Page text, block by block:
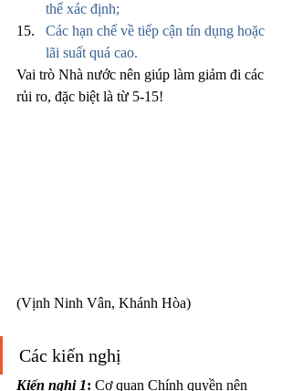
thể xác định;
Các hạn chế về tiếp cận tín dụng hoặc
lãi suất quá cao.
Vai trò Nhà nước nên giúp làm giảm đi các
rủi ro, đặc biệt là từ 5-15!
(Vịnh Ninh Vân, Khánh Hòa)
Các kiến nghị
Kiến nghị 1: Cơ quan Chính quyền nên